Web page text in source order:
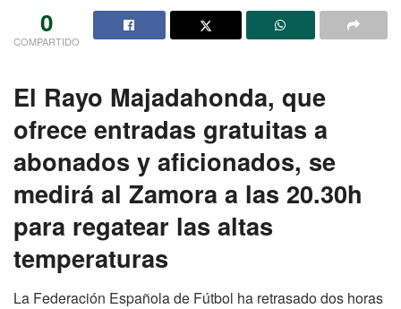
0
COMPARTIDO
El Rayo Majadahonda, que
ofrece entradas gratuitas a
abonados y aficionados, se
medirá al Zamora a las 20.30h
para regatear las altas
temperaturas
La Federación Española de Fútbol ha retrasado dos horas